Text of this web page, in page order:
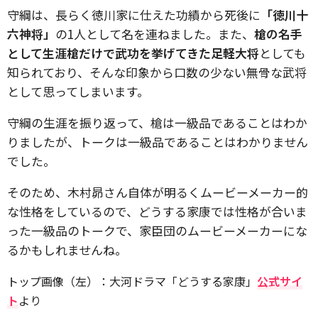
守綱は、長らく徳川家に仕えた功績から死後に 「徳川十
六神将」 の1人として名を連ねました。また、 槍の名手
として生涯槍だけで武功を挙げてきた足軽大将としても
知られており、そんな印象から口数の少ない無骨な武将
として思ってしまいます。
守綱の生涯を振り返って、槍は一級品であることはわか
りましたが、トークは一級品であることはわかりません
でした。
そのため、木村昴さん自体が明るくムービーメーカー的
な性格をしているので、どうする家康では性格が合いま
った一級品のトークで、家臣団のムービーメーカーにな
るかもしれませんね。
トップ画像（左）：大河ドラマ「どうする家康」 公式サイ
トより